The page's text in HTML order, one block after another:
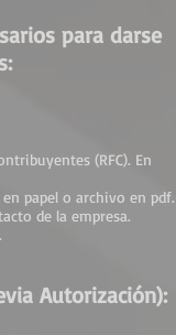
para darse
(RFC). En
papel o archivo en pdf.
de la empresa.
Autorización):